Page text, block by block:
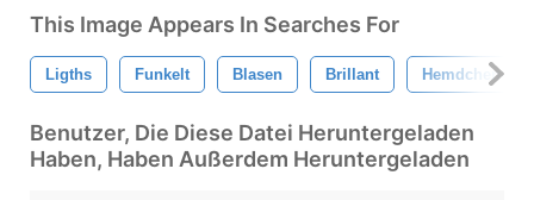
This Image Appears In Searches For
Ligths Funkelt Blasen Brillant Hemdchen-
Benutzer, Die Diese Datei Heruntergeladen
Haben, Haben Außerdem Heruntergeladen